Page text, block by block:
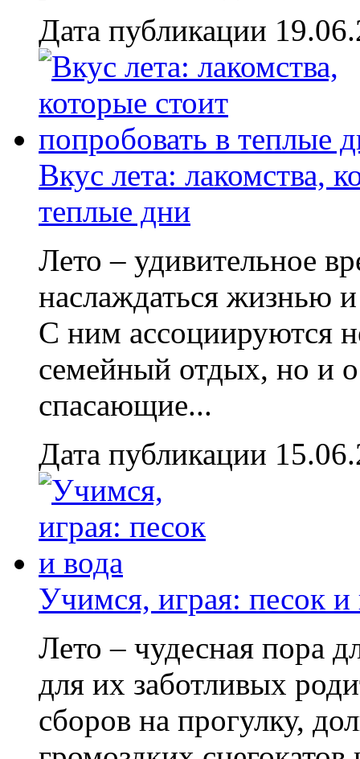
Дата публикации
Вкус лета: лакомства,
теплые дни
Лето – удивительное
наслаждаться жизнью
С ним ассоциируются
семейный отдых, но и
спасающие...
Дата публикации
Учимся, играя: песок и
Лето – чудесная пора
для их заботливых
сборов на прогулку,